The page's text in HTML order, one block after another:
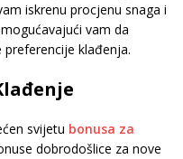
iskrenu procjenu snaga i
vam da
klađenja.
svijetu bonusa za
dobrodošlice za nove